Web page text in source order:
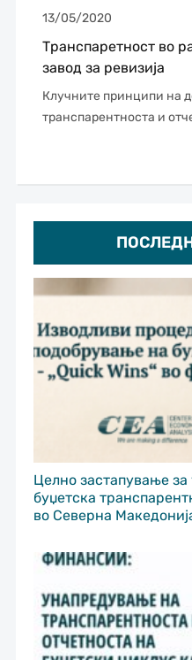
Целно застапување
буџетска
во Северна
13/05/2020
Транспаретност во
завод за ревизија
Клучните принципи на
транспарентноста и